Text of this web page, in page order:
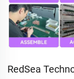
RedSea